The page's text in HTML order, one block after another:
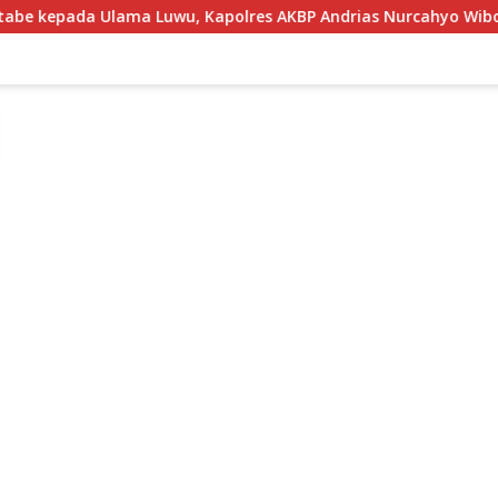
Kapolres AKBP Andrias Nurcahyo Wibowo Mohon